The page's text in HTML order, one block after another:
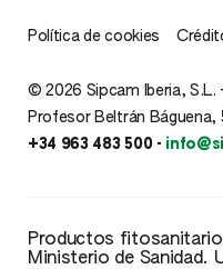
© 2026 Sipcam Iberia,
Profesor Beltrán Báguena,
+34 963 483 500 -
Política de cookies
Productos
Ministerio de Sanidad.